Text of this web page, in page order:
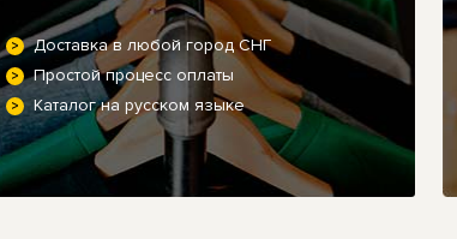
Доставка в любой город СНГ
Простой процесс оплаты
Каталог на русском языке